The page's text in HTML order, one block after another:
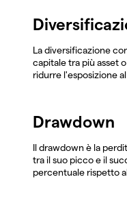
La diversificazione
capitale tra più asset
ridurre l'esposizione
Drawdown
Il drawdown è la
tra il suo picco e il
percentuale rispetto